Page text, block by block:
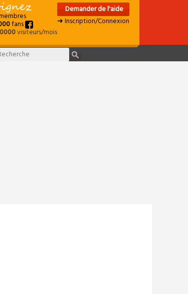
fans
visiteurs/mois
Demander de l'aide
➜ Inscription/Connexion